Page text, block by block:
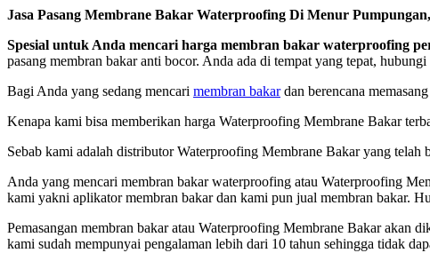
Jasa Pasang Membrane Bakar Waterproofing Di Menur
Spesial untuk Anda mencari harga membran bakar waterproofing
pasang membran bakar anti bocor. Anda ada di tempat yang tepat,
Bagi Anda yang sedang mencari membran bakardan berencana
Kenapa kami bisa memberikan harga Waterproofing Membrane Bakar
Sebab kami adalah distributor Waterproofing Membrane Bakar yang
Anda yang mencari membran bakar waterproofing atau Waterproofing
kami yakni aplikator membran bakar dan kami pun jual membran bakar.
Pemasangan membran bakar atau Waterproofing Membrane Bakar akan
kami sudah mempunyai pengalaman lebih dari 10 tahun sehingga tidak